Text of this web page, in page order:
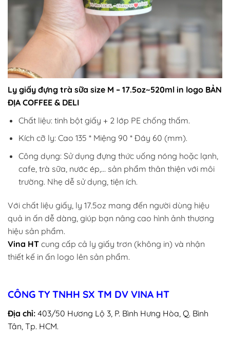
Ly giấy đựng trà sữa size M – 17.5oz~520ml in logo BẢN
ĐỊA COFFEE & DELI
Chất liệu: tinh bột giấy + 2 lớp PE chống thấm.
Kích cỡ ly: Cao 135 * Miệng 90 * Đáy 60 (mm).
Công dụng: Sử dụng đựng thức uống nóng hoặc lạnh,
cafe, trà sữa, nước ép,… sản phẩm thân thiện với môi
trường. Nhẹ dễ sử dụng, tiện ích.
Với chất liệu giấy, ly 17.5oz mang đến người dùng hiệu
quả in ấn dễ dàng, giúp bạn nâng cao hình ảnh thương
hiệu sản phẩm.
Vina HT cung cấp cả ly giấy trơn (không in) và nhận
thiết kế in ấn logo lên sản phẩm.
CÔNG TY TNHH SX TM DV VINA HT
Địa chỉ: 403/50 Hương Lộ 3, P. Bình Hưng Hòa, Q. Bình
Tân, Tp. HCM.